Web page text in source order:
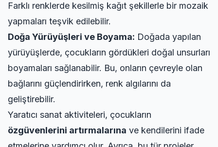
Farklı renklerde kesilmiş kağıt şekillerle bir mozaik
yapmaları teşvik edilebilir.
Doğa Yürüyüşleri ve Boyama: Doğada yapılan
yürüyüşlerde, çocukların gördükleri doğal unsurları
boyamaları sağlanabilir. Bu, onların çevreyle olan
bağlarını güçlendirirken, renk algılarını da
geliştirebilir.
Yaratıcı sanat aktiviteleri, çocukların
özgüvenlerini artırmalarına ve kendilerini ifade